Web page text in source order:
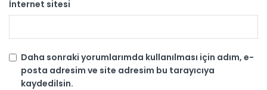
İnternet sitesi
Daha sonraki yorumlarımda kullanılması için adım, e-
posta adresim ve site adresim bu tarayıcıya
kaydedilsin.